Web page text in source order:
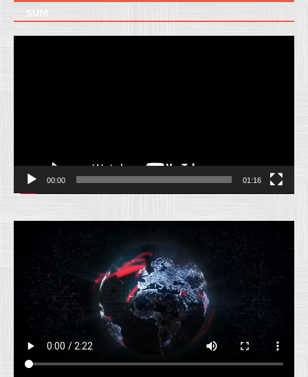
SUM
00:00 01:16